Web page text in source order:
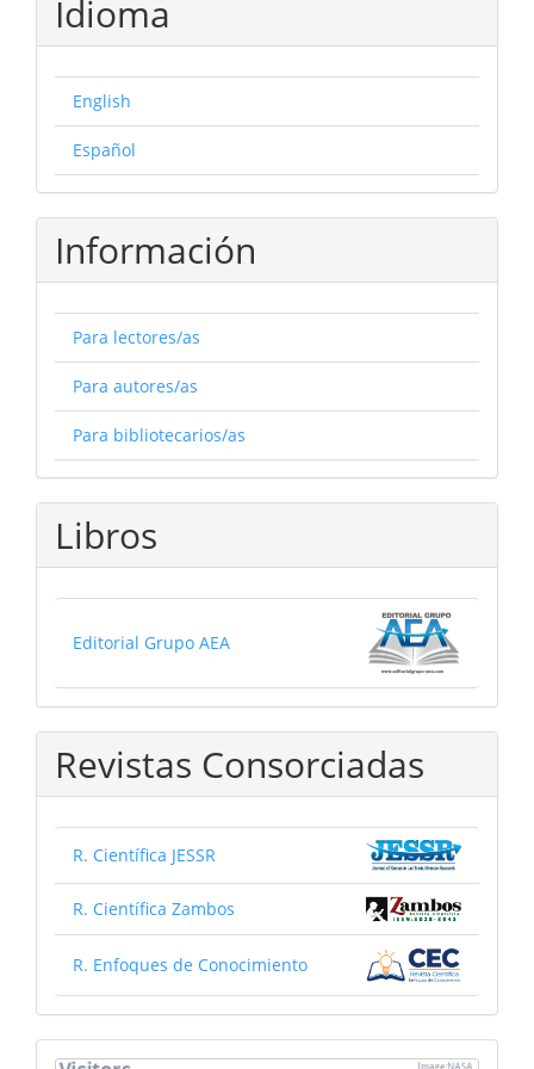
Idioma
English
Español
Información
Para lectores/as
Para autores/as
Para bibliotecarios/as
Libros
Editorial Grupo AEA
Revistas Consorciadas
R. Científica JESSR
R. Científica Zambos
R. Enfoques de Conocimiento